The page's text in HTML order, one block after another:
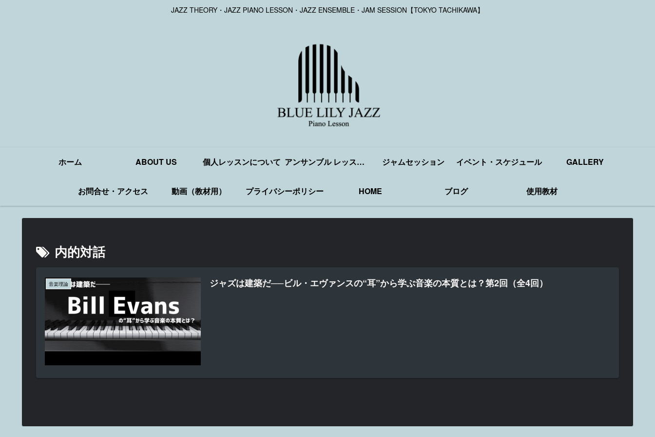
JAZZ THEORY・JAZZ PIANO LESSON・JAZZ ENSEMBLE・JAM SESSION【TOKYO TACHIKAWA】
ホーム ABOUT US 個人レッスンについて アンサンブル レッスンについて ジャムセッション イベント・スケジュール GALLERY
お問合せ・アクセス 動画（教材用） プライバシーポリシー HOME ブログ 使用教材
内的対話
音楽理論 ジャズは建築だ──ビル・エヴァンスの“耳”から学ぶ音楽の本質とは？第2回（全4回）